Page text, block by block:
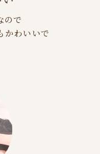
ので
かわいいで